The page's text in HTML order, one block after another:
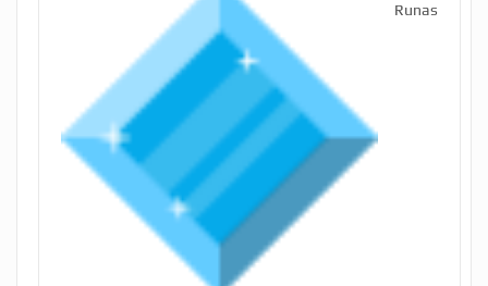
Runas